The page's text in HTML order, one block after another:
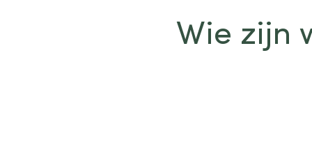
Wie zijn